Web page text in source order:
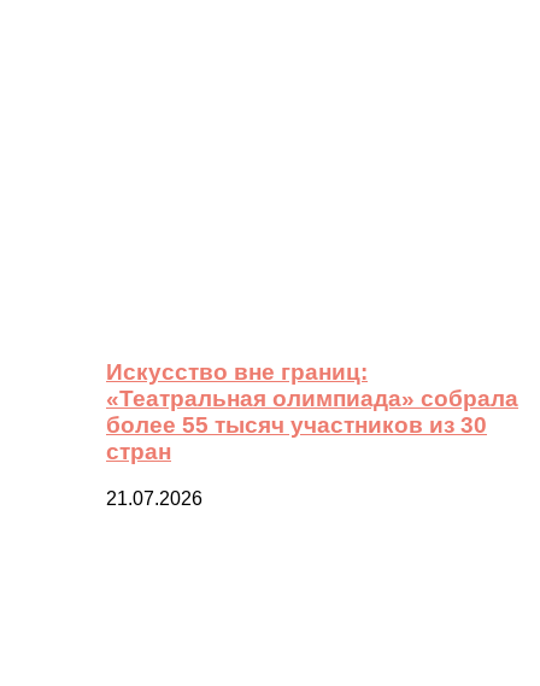
Искусство вне границ:
«Театральная олимпиада» собрала
более 55 тысяч участников из 30
стран
21.07.2026